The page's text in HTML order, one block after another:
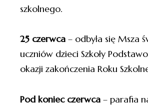
szkolnego.
25 czerwca – odbyła się Msza
uczniów dzieci Szkoły
okazji zakończenia Roku
Pod koniec czerwca – parafia